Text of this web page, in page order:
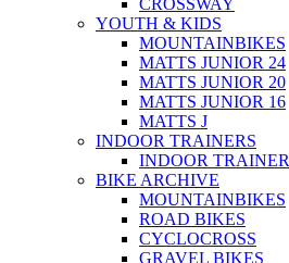
CROSSWAY
YOUTH & KIDS
MOUNTAINBIKES
MATTS JUNIOR 24
MATTS JUNIOR 20
MATTS JUNIOR 16
MATTS J
INDOOR TRAINERS
INDOOR TRAINER
BIKE ARCHIVE
MOUNTAINBIKES
ROAD BIKES
CYCLOCROSS
GRAVEL BIKES